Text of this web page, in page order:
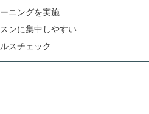
ニングを実施
ンに集中しやすい
スチェック